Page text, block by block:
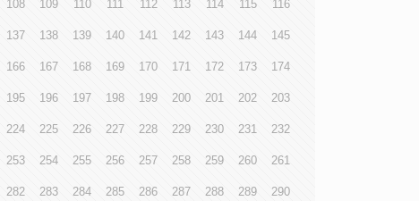
108 109 110 111 112 113 114 115 116
137 138 139 140 141 142 143 144 145
166 167 168 169 170 171 172 173 174
195 196 197 198 199 200 201 202 203
224 225 226 227 228 229 230 231 232
253 254 255 256 257 258 259 260 261
282 283 284 285 286 287 288 289 290